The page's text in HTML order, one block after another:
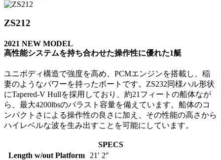
ZS212
2021 NEW MODEL
高性能システムを持ち合わせた操作性に優れた1艇
ユニボディ構造で強度を高め、PCMエンジンを搭載し、稲
妻のようなパワーを持ったボートです。ZS232同様ハル形状
にTapered-V Hullを採用しており、約21フィートの船体なが
ら、最大4200lbsのバラスト容量を備えています。船体のコ
ンパクトさによる操作性の良さに加え、その性能の高さから
ハイレベルな波を生み出すことを可能にしています。
SPECS
Length w/out Platform
21′ 2″